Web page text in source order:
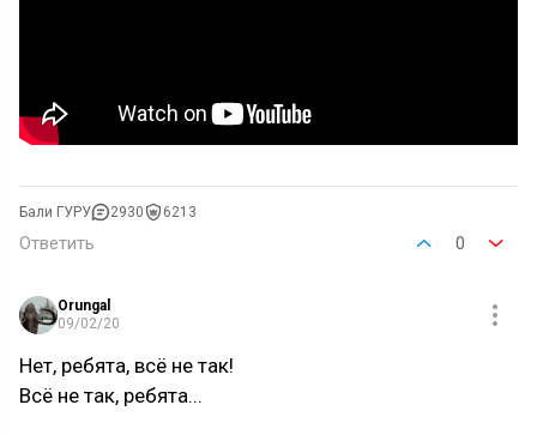
Бали ГУРУ 2930 6213
Ответить 0
Orungal
09/02/20
Нет, ребята, всё не так!
Всё не так, ребята...